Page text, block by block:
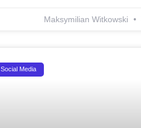
Maksymilian Witkowski
Social Media